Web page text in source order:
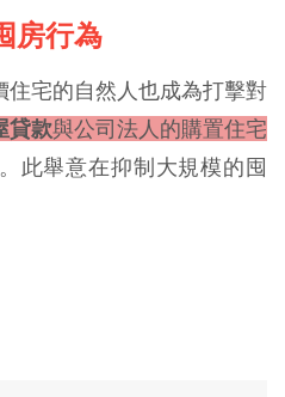
房行為
住宅的自然人也成為打擊對
貸款與公司法人的購置住宅
。此舉意在抑制大規模的囤